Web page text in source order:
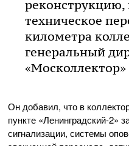
техническое
километра
генеральный
Он добавил, что в
пункте «Ленинградский-2»
сигнализации, системы